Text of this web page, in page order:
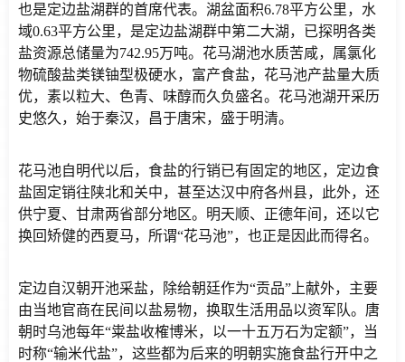
也是定边盐湖群的首席代表。湖盆面积6.78平方公里，水
域0.63平方公里，是定边盐湖群中第二大湖，已探明各类
盐资源总储量为742.95万吨。花马湖池水质苦咸，属氯化
物硫酸盐类镁铀型极硬水，富产食盐，花马池产盐量大质
优，素以粒大、色青、味醇而久负盛名。花马池湖开采历
史悠久，始于秦汉，昌于唐宋，盛于明清。
花马池自明代以后，食盐的行销已有固定的地区，定边食
盐固定销往陕北和关中，甚至达汉中府各州县，此外，还
供宁夏、甘肃两省部分地区。明天顺、正德年间，还以它
换回矫健的西夏马，所谓“花马池”，也正是因此而得名。
定边自汉朝开池采盐，除给朝廷作为“贡品”上献外，主要
由当地官商在民间以盐易物，换取生活用品以资军队。唐
朝时乌池每年“粜盐收榷博米，以一十五万石为定额”，当
时称“输米代盐”，这些都为后来的明朝实施食盐行开中之